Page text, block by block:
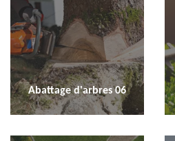
Abattage d'arbres 06